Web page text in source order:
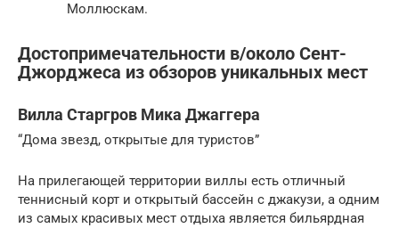
Моллюскам.
Достопримечательности в/около Сент-
Джорджеса из обзоров уникальных мест
Вилла Старгров Мика Джаггера
“Дома звезд, открытые для туристов”
На прилегающей территории виллы есть отличный
теннисный корт и открытый бассейн с джакузи, а одним
из самых красивых мест отдыха является бильярдная